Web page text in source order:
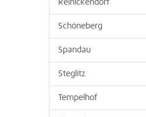
Reinickendorf
Schöneberg
Spandau
Steglitz
Tempelhof